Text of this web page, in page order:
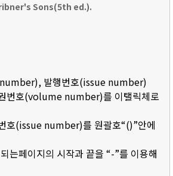
Sons(5th ed.).
발행번호(issue number)
번호(volume number)를 이탤릭체로
호(issue number)를 원괄호“()”안에
는페이지의 시작과 끝을 “-”를 이용해